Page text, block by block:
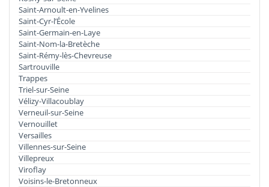
Saint-Arnoult-en-Yvelines
Saint-Cyr-l’École
Saint-Germain-en-Laye
Saint-Nom-la-Bretèche
Saint-Rémy-lès-Chevreuse
Sartrouville
Trappes
Triel-sur-Seine
Vélizy-Villacoublay
Verneuil-sur-Seine
Vernouillet
Versailles
Villennes-sur-Seine
Villepreux
Viroflay
Voisins-le-Bretonneux